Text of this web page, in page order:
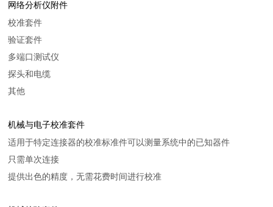
网络分析仪附件
校准套件
验证套件
多端口测试仪
探头和电缆
其他
机械与电子校准套件
适用于特定连接器的校准标准件可以测量系统中的已知器件
只需单次连接
提供出色的精度，无需花费时间进行校准